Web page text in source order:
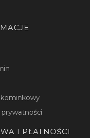
kominkowy
I PŁATNOŚCI